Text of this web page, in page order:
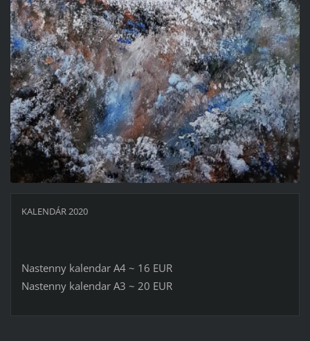
KALENDÁR 2020
Nastenny kalendar A4 ~ 16 EUR
Nastenny kalendar A3 ~ 20 EUR